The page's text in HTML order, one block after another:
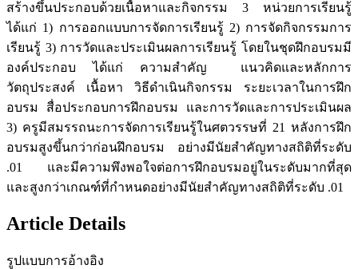
สร้างขึ้นประกอบด้วยเนื้อหาและกิจกรรม 3 หน่วยการเรียนรู้
ได้แก่ 1) การออกแบบการจัดการเรียนรู้ 2) การจัดกิจกรรมการ
เรียนรู้ 3) การวัดและประเมินผลการเรียนรู้ โดยในชุดฝึกอบรมมี
องค์ประกอบ ได้แก่ ความสำคัญ แนวคิดและหลักการ
วัตถุประสงค์ เนื้อหา วิธีดำเนินกิจกรรม ระยะเวลาในการฝึก
อบรม สื่อประกอบการฝึกอบรม และการวัดและการประเมินผล
3) ครูมีสมรรถนะการจัดการเรียนรู้ในศตวรรษที่ 21 หลังการฝึก
อบรมสูงขึ้นกว่าก่อนฝึกอบรม อย่างมีนัยสำคัญทางสถิติที่ระดับ
.01 และมีความพึงพอใจต่อการฝึกอบรมอยู่ในระดับมากที่สุด
และสูงกว่าเกณฑ์ที่กำหนดอย่างมีนัยสำคัญทางสถิติที่ระดับ .01
Article Details
รูปแบบการอ้างอิง